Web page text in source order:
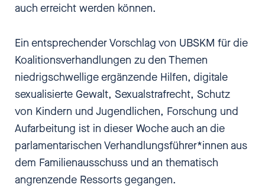
auch erreicht werden können.
Ein entsprechender Vorschlag von UBSKM für die
Koalitionsverhandlungen zu den Themen
niedrigschwellige ergänzende Hilfen, digitale
sexualisierte Gewalt, Sexualstrafrecht, Schutz
von Kindern und Jugendlichen, Forschung und
Aufarbeitung ist in dieser Woche auch an die
parlamentarischen Verhandlungsführer*innen aus
dem Familienausschuss und an thematisch
angrenzende Ressorts gegangen.